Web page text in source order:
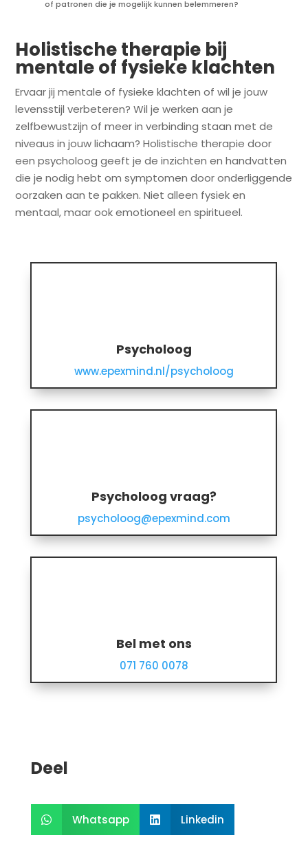
of patronen die je mogelijk kunnen belemmeren?
Holistische therapie bij
mentale of fysieke klachten
Ervaar jij mentale of fysieke klachten of wil je jouw
levensstijl verbeteren? Wil je werken aan je
zelfbewustzijn of meer in verbinding staan met de
niveaus in jouw lichaam? Holistische therapie door
een psycholoog geeft je de inzichten en handvatten
die je nodig hebt om symptomen door onderliggende
oorzaken aan te pakken. Niet alleen fysiek en
mentaal, maar ook emotioneel en spiritueel.
Psycholoog
www.epexmind.nl/psycholoog
Psycholoog vraag?
psycholoog@epexmind.com
Bel met ons
071 760 0078
Deel
 Whatsapp  Linkedin